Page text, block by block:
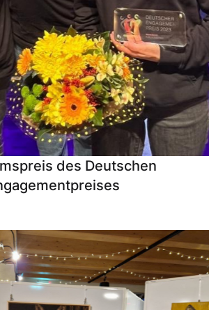
des Deutschen